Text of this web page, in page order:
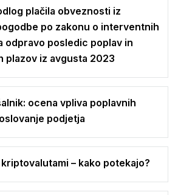
plačila obveznosti iz
po zakonu o interventnih
odpravo posledic poplav in
plazov iz avgusta 2023
ocena vpliva poplavnih
podjetja
– kako potekajo?